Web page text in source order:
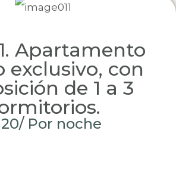
Apartamento
exclusivo, con
de 1 a 3
Por noche